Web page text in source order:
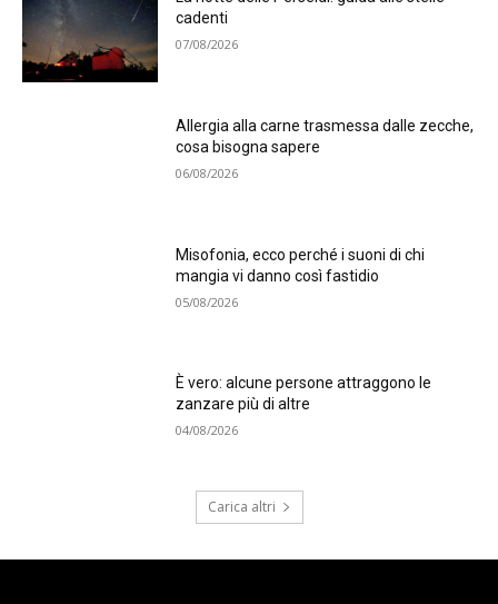
cadenti
07/08/2026
Allergia alla carne trasmessa dalle zecche,
cosa bisogna sapere
06/08/2026
Misofonia, ecco perché i suoni di chi
mangia vi danno così fastidio
05/08/2026
È vero: alcune persone attraggono le
zanzare più di altre
04/08/2026
Carica altri